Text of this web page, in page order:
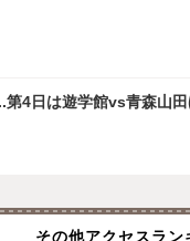
第4日は遊学館vs青森山
その他アクセスラン